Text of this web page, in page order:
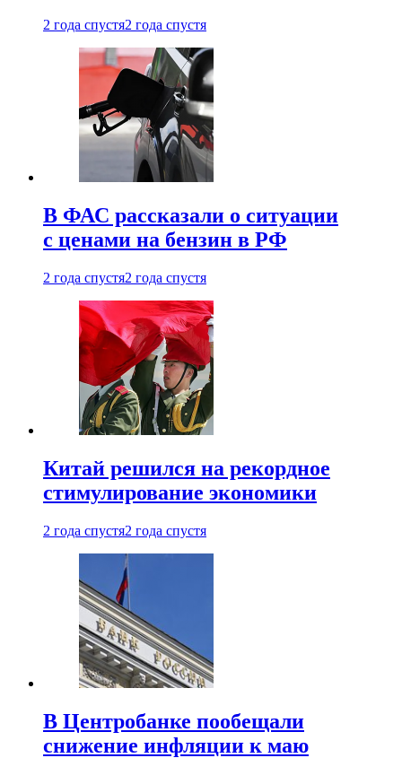
2 года спустя2 года спустя
В ФАС рассказали о ситуации
с ценами на бензин в РФ
2 года спустя2 года спустя
Китай решился на рекордное
стимулирование экономики
2 года спустя2 года спустя
В Центробанке пообещали
снижение инфляции к маю